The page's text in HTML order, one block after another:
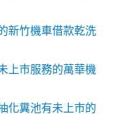
新竹機車借款乾洗
上市服務的萬華機
化糞池有未上市的